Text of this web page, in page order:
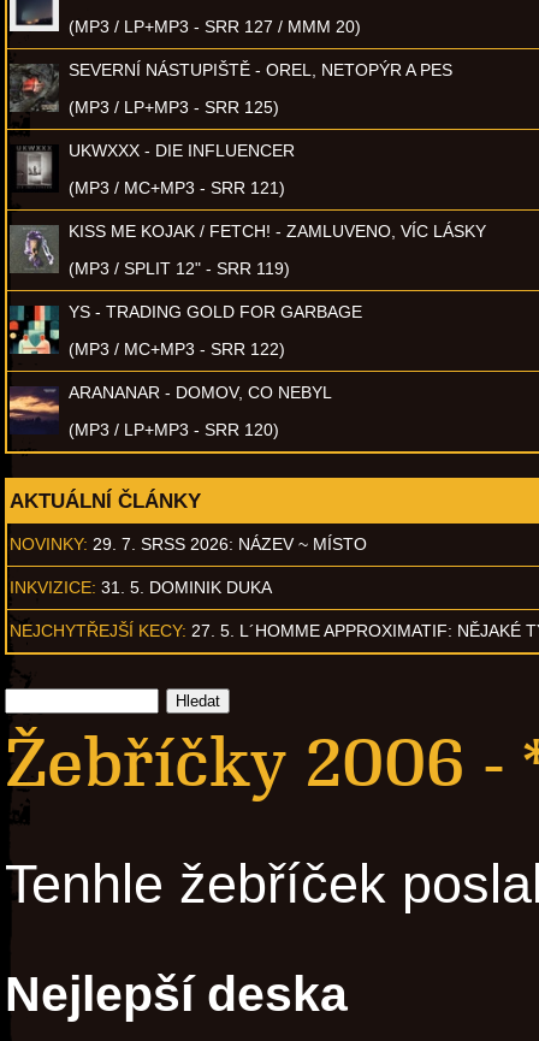
(MP3 / LP+MP3 - SRR 127 / MMM 20)
SEVERNÍ NÁSTUPIŠTĚ - OREL, NETOPÝR A PES
(MP3 / LP+MP3 - SRR 125)
UKWXXX - DIE INFLUENCER
(MP3 / MC+MP3 - SRR 121)
KISS ME KOJAK / FETCH! - ZAMLUVENO, VÍC LÁSKY
(MP3 / SPLIT 12" - SRR 119)
YS - TRADING GOLD FOR GARBAGE
(MP3 / MC+MP3 - SRR 122)
ARANANAR - DOMOV, CO NEBYL
(MP3 / LP+MP3 - SRR 120)
AKTUÁLNÍ ČLÁNKY
NOVINKY: 29. 7. SRSS 2026: NÁZEV ~ MÍSTO
INKVIZICE: 31. 5. DOMINIK DUKA
NEJCHYTŘEJŠÍ KECY: 27. 5. L´HOMME APPROXIMATIF: NĚJAKÉ
Žebříčky 2006 -
Tenhle žebříček
Nejlepší deska